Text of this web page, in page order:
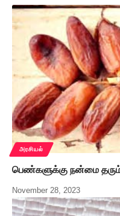
அரசியல்
பெண்களுக்கு நன்மை
November 28, 2023